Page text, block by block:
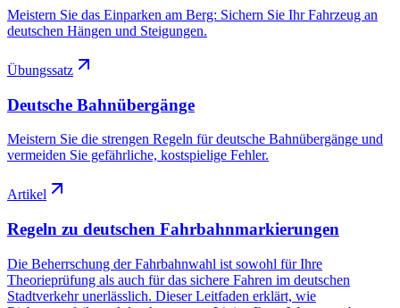
Meistern Sie das Einparken am Berg: Sichern Sie Ihr Fahrzeug an
deutschen Hängen und Steigungen.
Übungssatz
Deutsche Bahnübergänge
Meistern Sie die strengen Regeln für deutsche Bahnübergänge und
vermeiden Sie gefährliche, kostspielige Fehler.
Artikel
Regeln zu deutschen Fahrbahnmarkierungen
Die Beherrschung der Fahrbahnwahl ist sowohl für Ihre
Theorieprüfung als auch für das sichere Fahren im deutschen
Stadtverkehr unerlässlich. Dieser Leitfaden erklärt, wie